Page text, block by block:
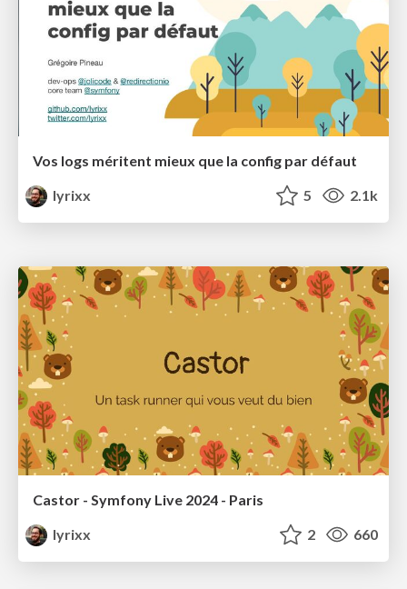
Vos logs méritent mieux que la config par défaut
lyrixx
5 2.1k
Castor - Symfony Live 2024 - Paris
lyrixx
2 660